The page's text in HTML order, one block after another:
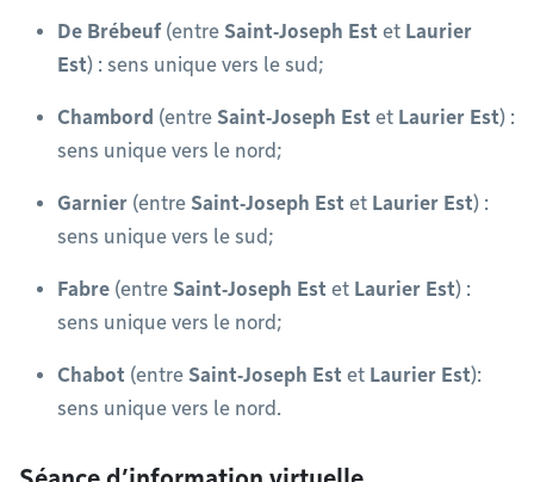
De Brébeuf (entre Saint‑Joseph Est et Laurier
Est) : sens unique vers le sud;​
Chambord (entre Saint‑Joseph Est et Laurier Est) :
sens unique vers le nord;​
Garnier (entre Saint‑Joseph Est et Laurier Est) :
sens unique vers le sud;​
Fabre (entre Saint‑Joseph Est et Laurier Est) :
sens unique vers le nord;​
Chabot (entre Saint‑Joseph Est et Laurier Est):
sens unique vers le nord.